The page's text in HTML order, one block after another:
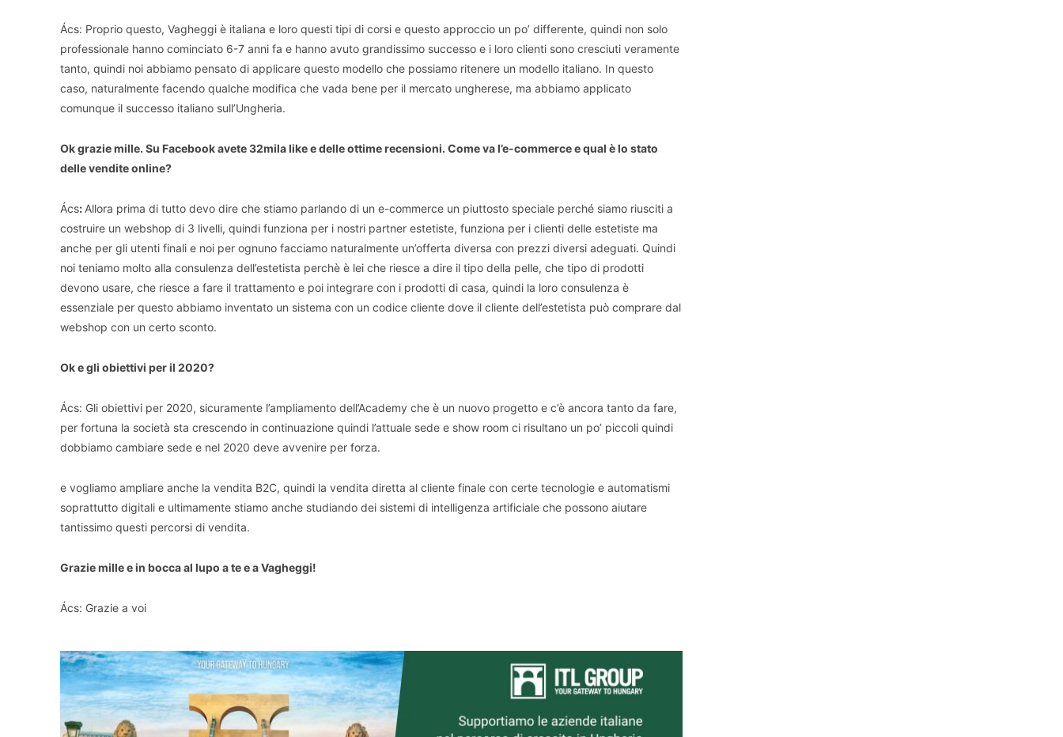
Ács: Proprio questo, Vagheggi è italiana e loro questi tipi di corsi e questo approccio un po’ differente, quindi non solo
professionale hanno cominciato 6-7 anni fa e hanno avuto grandissimo successo e i loro clienti sono cresciuti veramente
tanto, quindi noi abbiamo pensato di applicare questo modello che possiamo ritenere un modello italiano. In questo
caso, naturalmente facendo qualche modifica che vada bene per il mercato ungherese, ma abbiamo applicato
comunque il successo italiano sull’Ungheria.
Ok grazie mille. Su Facebook avete 32mila like e delle ottime recensioni. Come va l’e-commerce e qual è lo stato
delle vendite online?
Ács: Allora prima di tutto devo dire che stiamo parlando di un e-commerce un piuttosto speciale perché siamo riusciti a
costruire un webshop di 3 livelli, quindi funziona per i nostri partner estetiste, funziona per i clienti delle estetiste ma
anche per gli utenti finali e noi per ognuno facciamo naturalmente un’offerta diversa con prezzi diversi adeguati. Quindi
noi teniamo molto alla consulenza dell’estetista perchè è lei che riesce a dire il tipo della pelle, che tipo di prodotti
devono usare, che riesce a fare il trattamento e poi integrare con i prodotti di casa, quindi la loro consulenza è
essenziale per questo abbiamo inventato un sistema con un codice cliente dove il cliente dell’estetista può comprare dal
webshop con un certo sconto.
Ok e gli obiettivi per il 2020?
Ács: Gli obiettivi per 2020, sicuramente l’ampliamento dell’Academy che è un nuovo progetto e c’è ancora tanto da fare,
per fortuna la società sta crescendo in continuazione quindi l’attuale sede e show room ci risultano un po’ piccoli quindi
dobbiamo cambiare sede e nel 2020 deve avvenire per forza.
e vogliamo ampliare anche la vendita B2C, quindi la vendita diretta al cliente finale con certe tecnologie e automatismi
soprattutto digitali e ultimamente stiamo anche studiando dei sistemi di intelligenza artificiale che possono aiutare
tantissimo questi percorsi di vendita.
Grazie mille e in bocca al lupo a te e a Vagheggi!
Ács: Grazie a voi